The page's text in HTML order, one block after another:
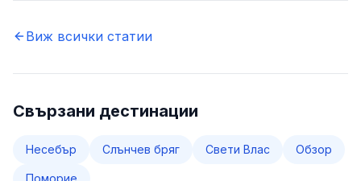
Виж всички статии
Свързани дестинации
Несебър Слънчев бряг Свети Влас Обзор
Поморие